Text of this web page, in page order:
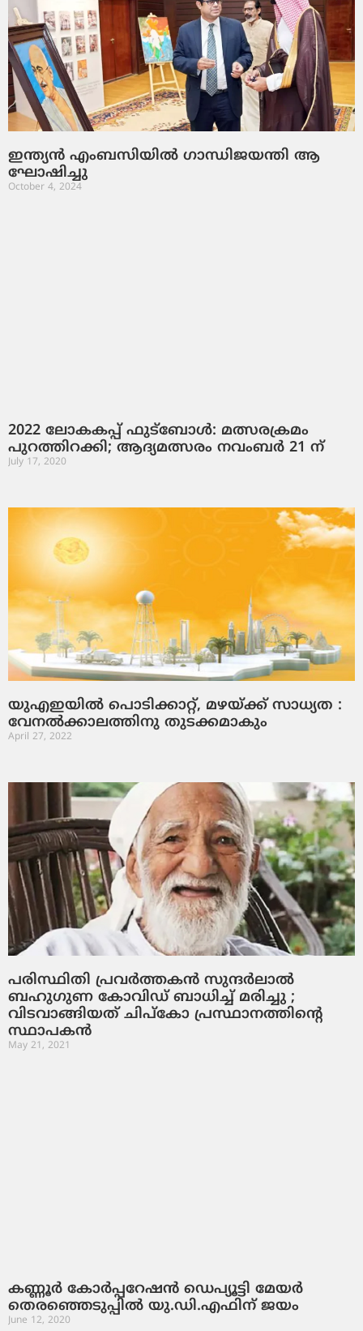
ഇ​ന്ത്യ​ൻ എം​ബ​സി​യി​ൽ ഗാ​ന്ധി​ജ​യ​ന്തി ആ​
ഘോ​ഷി​ച്ചു
October 4, 2024
2022 ലോകകപ്പ് ഫുട്ബോള്‍: മത്സരക്രമം
പുറത്തിറക്കി; ആദ്യമത്സരം നവംബര്‍ 21 ന്
July 17, 2020
യുഎഇയില്‍ പൊടിക്കാറ്റ്, മഴയ്ക്ക് സാധ്യത :
വേനല്‍ക്കാലത്തിനു തുടക്കമാകും
April 27, 2022
പരിസ്ഥിതി പ്രവര്‍ത്തകന്‍ സുന്ദര്‍ലാല്‍
ബഹുഗുണ കോവിഡ് ബാധിച്ച് മരിച്ചു ;
വിടവാങ്ങിയത് ചിപ്‌കോ പ്രസ്ഥാനത്തിന്റെ
സ്ഥാപകന്‍
May 21, 2021
കണ്ണൂർ കോര്‍പ്പറേഷന്‍ ഡെപ്യൂട്ടി മേയർ
തെരഞ്ഞെടുപ്പിൽ യു.ഡി.എഫിന് ‍ജയം
June 12, 2020